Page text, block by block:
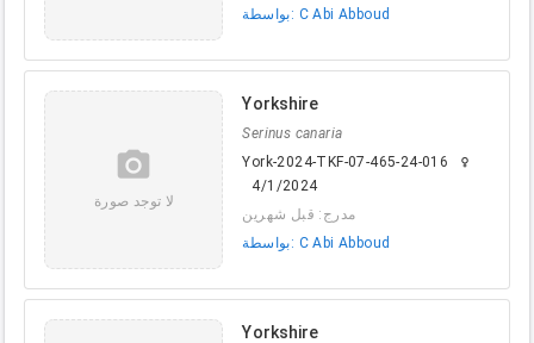
بواسطة: C Abi Abboud
camera_alt
لا توجد صورة
Yorkshire
Serinus canaria
York-2024-TKF-07-465-24-016
female
4/1/2024
مدرج: قبل شهرين
بواسطة: C Abi Abboud
Yorkshire